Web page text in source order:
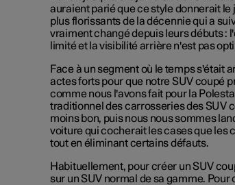
auraient parié que ce style donnerait
plus florissants de la décennie qui a
vraiment changé depuis leurs débuts :
limité et la visibilité arrière n'est pas
Face à un segment où le temps s'était
actes forts pour que notre SUV coupé
comme nous l'avons fait pour la
traditionnel des carrosseries des SUV
moins bon, puis nous nous sommes
voiture qui cocherait les cases que
tout en éliminant certains défauts.
Habituellement, pour créer un SUV
sur un SUV normal de sa gamme.